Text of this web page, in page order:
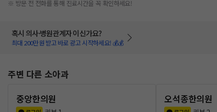
※ 방문 전 전화를 통해 진료시간을 꼭 확인하세요!
혹시 의사·병원관계자 이신가요?
최대 200만원 받고 바로 광고 시작하세요! 💰💰
주변 다른 소아과
중앙한의원
오석종한의원